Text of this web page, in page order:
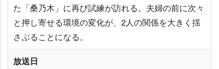
た「桑乃木」に再び試練が訪れる。夫婦の前に次々
と押し寄せる環境の変化が、2人の関係を大きく揺
さぶることになる。
放送日